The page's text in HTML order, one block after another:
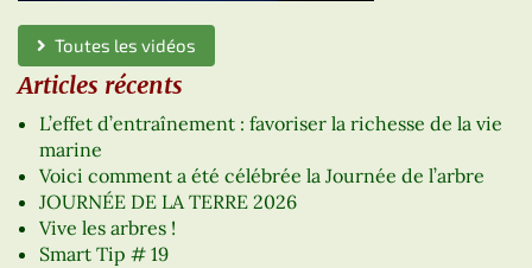
Toutes les vidéos
Articles récents
L’effet d’entraînement : favoriser la richesse de la vie
marine
Voici comment a été célébrée la Journée de l’arbre
JOURNÉE DE LA TERRE 2026
Vive les arbres !
Smart Tip # 19